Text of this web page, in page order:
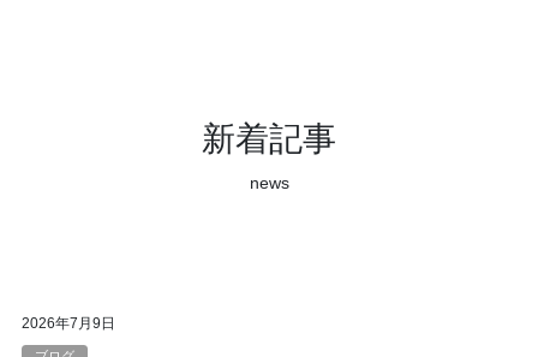
新着記事
news
2026年7月9日